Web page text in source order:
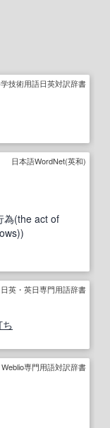
技術用語日英対訳辞書
日本語WordNet(英和)
為(the act of
日英・英日専門用語辞書
ち
Weblio専門用語対訳辞書